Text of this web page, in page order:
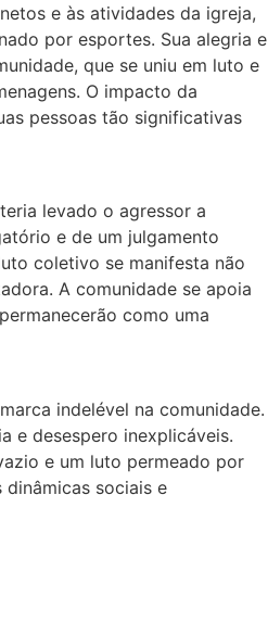
e às atividades da igreja,
por esportes. Sua alegria e
que se uniu em luto e
O impacto da
pessoas tão significativas
levado o agressor a
e de um julgamento
coletivo se manifesta não
A comunidade se apoia
como uma
indelével na comunidade.
e desespero inexplicáveis.
e um luto permeado por
sociais e